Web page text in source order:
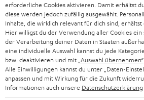
erforderliche Cookies aktivieren. Damit erhältst
diese werden jedoch zufällig ausgewählt.
Inhalte, die wirklich relevant für dich sind, erhältst
Hier willigst du der Verwendung aller Cookies
der Verarbeitung deiner Daten in Staaten
eine individuelle Auswahl kannst du jede
bzw. deaktivieren und mit „Auswahl übernehmen“
Alle Einwilligungen kannst du unter „Daten-
anpassen und mit Wirkung für die Zukunft
Informationen auch unsere Datenschutzerklärung